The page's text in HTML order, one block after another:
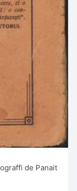
de Panait